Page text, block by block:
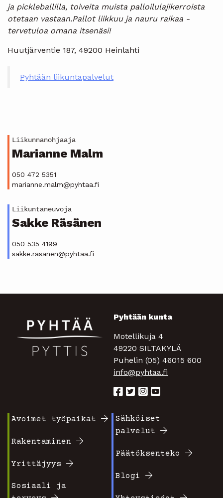
ja pickleballilla, toiveita muista palloilulajikerroista
otetaan vastaan.Pallot liikkuu ja nauru raikaa -
tervetuloa omana itsenäsi!
Huutjärventie 187, 49200 Heinlahti
Pyhtään liikuntapalvelut
Liikunnanohjaaja
Marianne Malm
050 472 5351
marianne.malm@pyhtaa.fi
Liikuntaneuvoja
Sakke Räsänen
050 535 4199
sakke.rasanen@pyhtaa.fi
Pyhtään kunta
Motellikuja 4
49220 SILTAKYLÄ
Puhelin (05) 46015 600
info@pyhtaa.fi
valikko
1
Avoimet työpaikat
Rakentaminen
Yrittäjyys
Sosiaali ja
Footer
2
Sähköiset
palvelut
Päätöksenteko
Blogi